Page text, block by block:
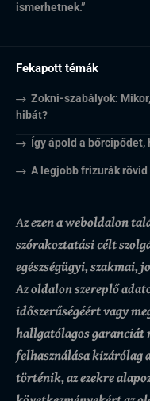
ismerhetnek.”
Fekapott témák
Zokni-szabályok:
hibát?
Így ápold a
A legjobb frizurák
Az ezen a weboldalon
szórakoztatási célt
egészségügyi, szakmai,
Az oldalon szereplő
időszerűségéért vagy
hallgatólagos
felhasználása kizárólag
történik, az ezekre